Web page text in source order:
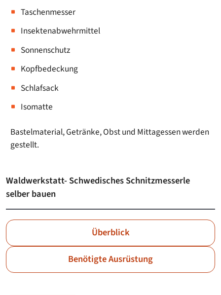
Taschenmesser
Insektenabwehrmittel
Sonnenschutz
Kopfbedeckung
Schlafsack
Isomatte
Bastelmaterial, Getränke, Obst und Mittagessen werden
gestellt.
Waldwerkstatt- Schwedisches Schnitzmesserle
selber bauen
Überblick
Benötigte Ausrüstung